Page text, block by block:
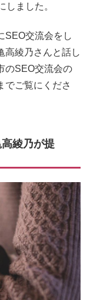
しました。
SEO交流会をし
高綾乃さんと話し
のSEO交流会の
でご覧にくださ
綾乃が提